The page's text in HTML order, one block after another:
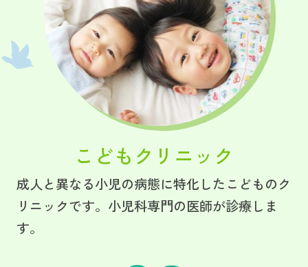
こどもクリニック
成人と異なる小児の病態に特化したこどものク
リニックです。小児科専門の医師が診療しま
す。